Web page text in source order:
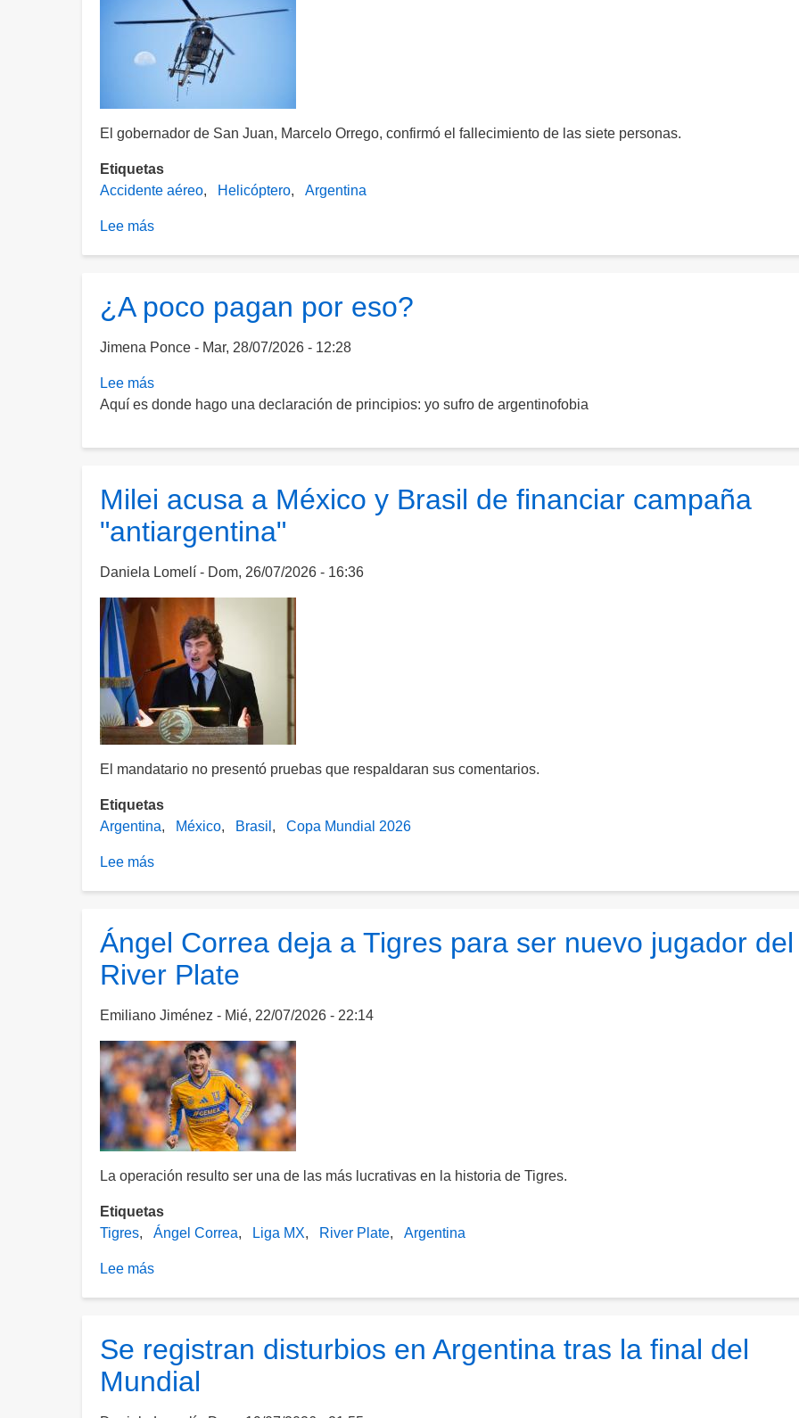
El gobernador de San Juan, Marcelo Orrego, confirmó el fallecimiento de las siete personas.
Etiquetas
Accidente aéreo
Helicóptero Argentina
Lee más
en
y
siete
de
Protección
¿A poco pagan por eso?
Jimena Ponce Mar, 28/07/2026 - 12:28
Lee más
¿A
pagan
eso?
Aquí es donde hago una declaración de principios: yo sufro de argentinofobia
Milei acusa a México y Brasil de financiar campaña
"antiargentina"
Daniela Lomelí Dom, 26/07/2026 - 16:36
El mandatario no presentó pruebas que respaldaran sus comentarios.
Etiquetas
Argentina
México Brasil Copa Mundial 2026
Lee más
México
y
de
campaña
"antiargentina"
Ángel Correa deja a Tigres para ser nuevo jugador del
River Plate
Emiliano Jiménez Mié, 22/07/2026 - 22:14
La operación resulto ser una de las más lucrativas en la historia de Tigres.
Etiquetas
Tigres
Ángel Correa Liga MX River Plate Argentina
Lee más
a
Tigres
Se registran disturbios en Argentina tras la final del
Mundial